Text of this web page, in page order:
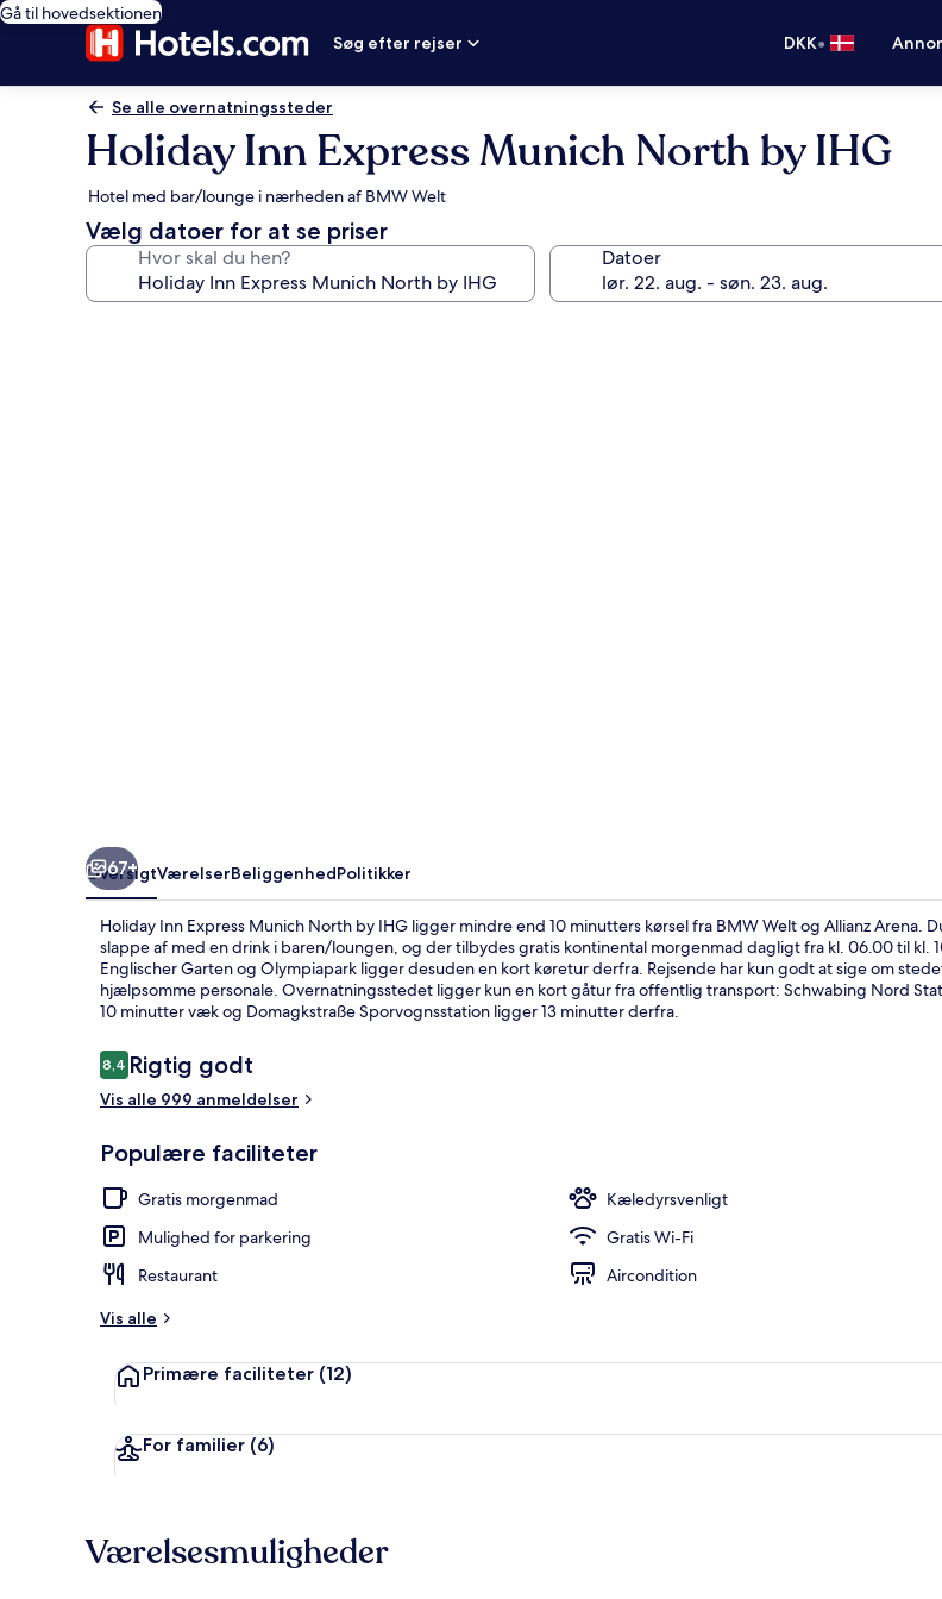
Gå til hovedsektionen
Søg efter rejser
DKK•
Se alle overnatningssteder
Holiday Inn Express Munich North by IHG
Hotel med bar/lounge i nærheden af BMW Welt
Vælg datoer for at se priser
Hvor skal du hen? Datoer
67+
OversigtVærelserBeliggenhedPolitikker
Holiday Inn Express Munich North by IHG ligger mindre end 10 minutters kørsel fra BMW Welt og Allianz Arena.
slappe af med en drink i baren/loungen, og der tilbydes gratis kontinental morgenmad dagligt fra kl. 06.00 til kl.
Englischer Garten og Olympiapark ligger desuden en kort køretur derfra. Rejsende har kun godt at sige om
hjælpsomme personale. Overnatningsstedet ligger kun en kort gåtur fra offentlig transport: Schwabing Nord
10 minutter væk og Domagkstraße Sporvognsstation ligger 13 minutter derfra.
Anmeldelser
8,48,4 ud af 10.
Rigtig godt
Vis alle 999 anmeldelser
Populære faciliteter
Gratis morgenmad
Kæledyrsvenligt
Mulighed for parkering
Gratis Wi-Fi
Restaurant
Aircondition
Vis alle
Primære faciliteter (12)
For familier (6)
Værelsesmuligheder